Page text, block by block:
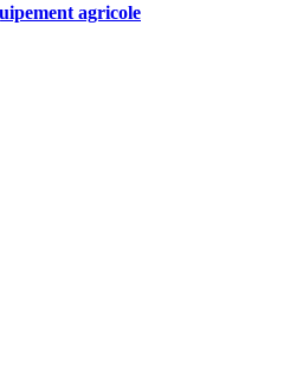
agricole